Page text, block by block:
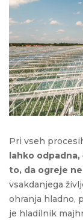
Pri vseh
lahko
to, da ogreje
vsakdanjega
ohranja hladno,
je hladilnik